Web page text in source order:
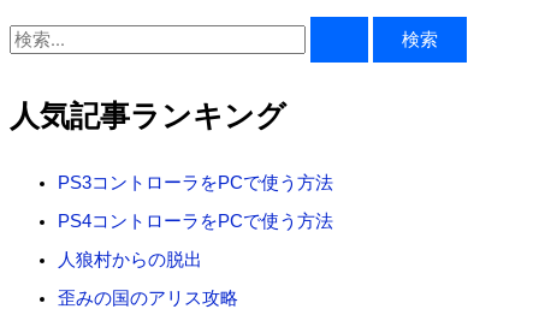
検
対
象
人気記事ランキング
PS3コントローラをPCで使う方法
PS4コントローラをPCで使う方法
人狼村からの脱出
歪みの国のアリス攻略